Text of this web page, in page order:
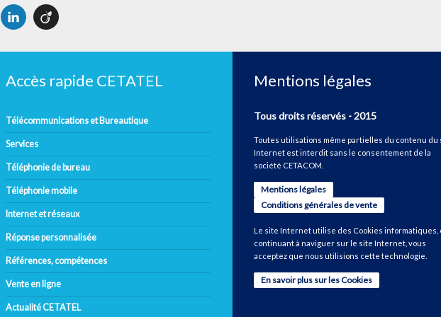
Google+LinkedIn
Accès rapide CETATEL
Télécommunications et Bureautique
Services
Téléphonie de bureau
Téléphonie mobile
Internet et réseaux
Réponse personnalisée
Références, compétences
Vente en ligne
Actualité CETATEL
Mentions légales
Tous droits réservés - 2015
Toutes utilisations même partielles du contenu du
Internet est interdit sans le consentement de la
société CETACOM.
Mentions légales
Conditions générales de vente
Le site Internet utilise des Cookies informatiques,
continuant à naviguer sur le site Internet, vous
acceptez que nous utilisions cette technologie.
En savoir plus sur les Cookies